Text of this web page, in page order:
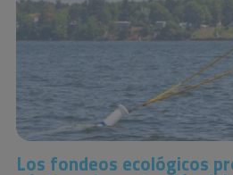
Los fondeos ecológicos